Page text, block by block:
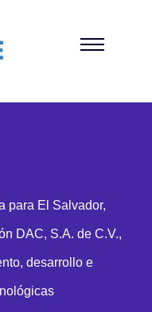
para El Salvador,
DAC, S.A. de C.V.,
desarrollo e